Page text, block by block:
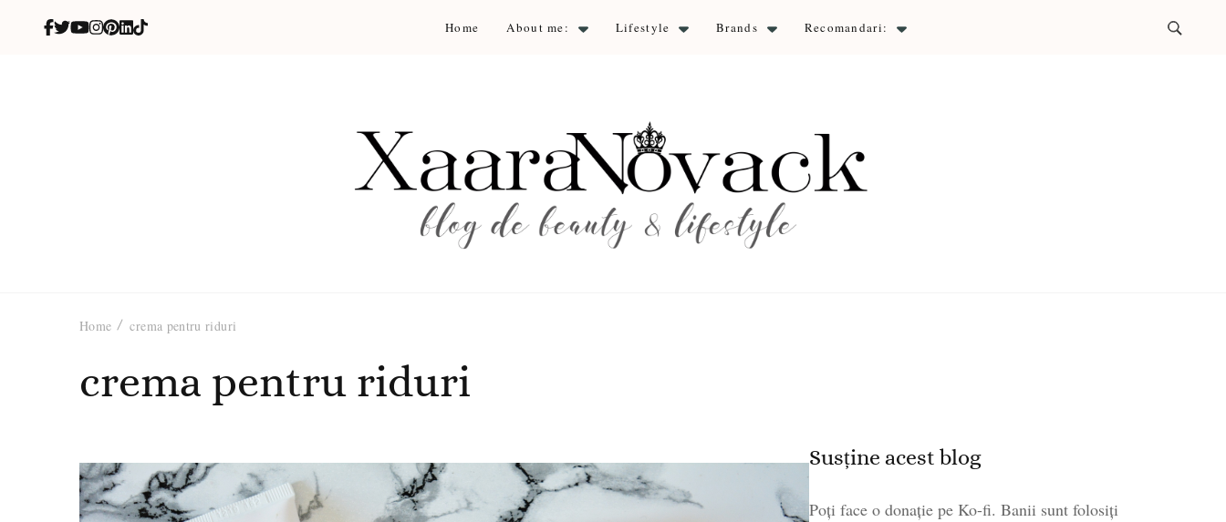
Home About me: Lifestyle Brands Recomandari:
Home crema pentru riduri
crema pentru riduri
Susține acest blog
Poți face o donație pe Ko-fi. Banii sunt folosiți